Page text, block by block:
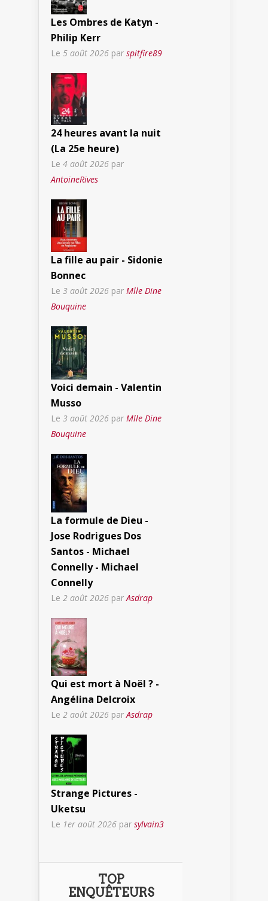
Les Ombres de Katyn -
Philip Kerr
Le 5 août 2026 par spitfire89
24 heures avant la nuit
(La 25e heure)
Le 4 août 2026 par
AntoineRives
La fille au pair - Sidonie
Bonnec
Le 3 août 2026 par Mlle Dine
Bouquine
Voici demain - Valentin
Musso
Le 3 août 2026 par Mlle Dine
Bouquine
La formule de Dieu -
Jose Rodrigues Dos
Santos - Michael
Connelly - Michael
Connelly
Le 2 août 2026 parAsdrap
Qui est mort à Noël ? -
Angélina Delcroix
Le 2 août 2026 par Asdrap
Strange Pictures -
Uketsu
Le 1er août 2026 par sylvain3
TOP
ENQUÊTEURS